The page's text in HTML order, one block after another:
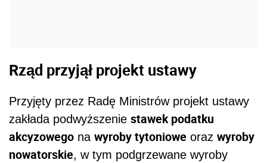
Rząd przyjął projekt ustawy
Przyjęty przez Radę Ministrów projekt ustawy
zakłada podwyższenie stawek podatku
akcyzowego na wyroby tytoniowe oraz wyroby
nowatorskie, w tym podgrzewane wyroby